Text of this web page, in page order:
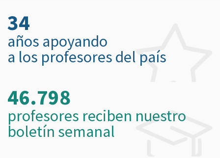
34
años apoyando
a los profesores del país
46.798
profesores reciben nuestro
boletín semanal